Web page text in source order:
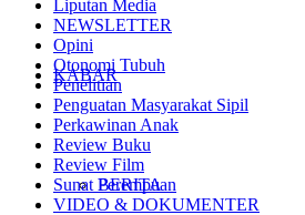
KABAR
BERITA
Liputan Media
NEWSLETTER
Opini
Otonomi Tubuh
Penelitian
Penguatan Masyarakat Sipil
Perkawinan Anak
Review Buku
Review Film
Sunat Perempuan
VIDEO & DOKUMENTER